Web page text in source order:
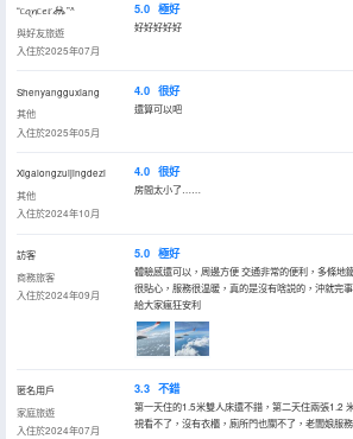
“ᥴꪖꪀᥴꫀ𝕣𖢘”^
與好友旅遊
入住於2025年07月
5.0 極好
好好好好好
Shenyangguxiang
其他
入住於2025年05月
4.0 很好
還算可以吧
Xigalongzuijingdezi
其他
入住於2024年10月
4.0 很好
房間太小了……
訪客
商務旅客
入住於2024年09月
5.0 極好
體驗感還可以，周邊方便 交通非常的便利，多條地
很貼心，服務很温暖，真的是沒有啥説的，沖就完
給大家瘋狂安利
匿名用戶
家庭旅遊
入住於2024年07月
3.3 不錯
第一天住的1.5米雙人床還不錯，第二天住兩張1.2
視看不了，沒有衣櫃，廁所門也關不了，老闆娘服